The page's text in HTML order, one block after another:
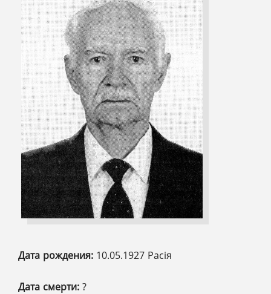
Дата рождения: 10.05.1927 Расія
Дата смерти: ?